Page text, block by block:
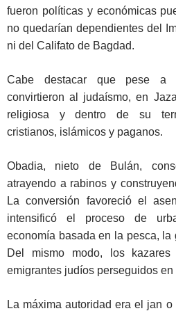
fueron políticas y económicas
no quedarían dependientes del
ni del Califato de Bagdad.
Cabe destacar que pese a
convirtieron al judaísmo, en
religiosa y dentro de su
cristianos, islámicos y paganos.
Obadia, nieto de Bulán,
atrayendo a rabinos y
La conversión favoreció el
intensificó el proceso de
economía basada en la pesca, la
Del mismo modo, los kazares
emigrantes judíos perseguidos en
La máxima autoridad era el jan o